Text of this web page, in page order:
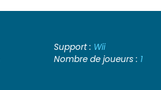
Support : Wii
Nombre de joueurs : 1